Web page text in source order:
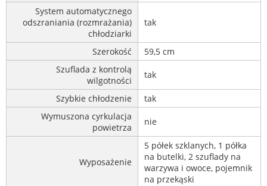
System automatycznego
odszraniania (rozmrażania)
chłodziarki
tak
Szerokość
59,5 cm
Szuflada z kontrolą
wilgotności
tak
Szybkie chłodzenie
tak
Wymuszona cyrkulacja
powietrza
nie
Wyposażenie
5 półek szklanych, 1 półka
na butelki, 2 szuflady na
warzywa i owoce, pojemnik
na przekąski